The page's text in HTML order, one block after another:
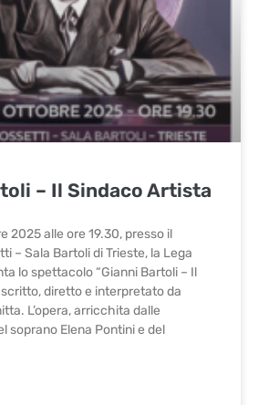
– Il Sindaco Artista
2025 alle ore 19.30, presso il
– Sala Bartoli di Trieste, la Lega
lo spettacolo “Gianni Bartoli – Il
scritto, diretto e interpretato da
L’opera, arricchita dalle
soprano Elena Pontini e del